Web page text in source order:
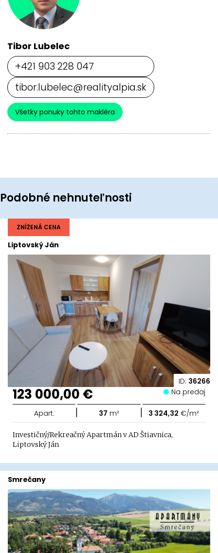
Tibor Lubelec
+421 903 228 047
tibor.lubelec@realityalpia.sk
Všetky ponuky tohto makléra
Podobné nehnuteľnosti
ID: 36266
Liptovský Ján
ZNÍŽENÁ CENA
123 000,00 € Na predaj
Apart. | 37 m² | 3 324,32 €/m²
Investičný/Rekreačný Apartmán v AD Štiavnica,
Liptovský Ján
Smrečany